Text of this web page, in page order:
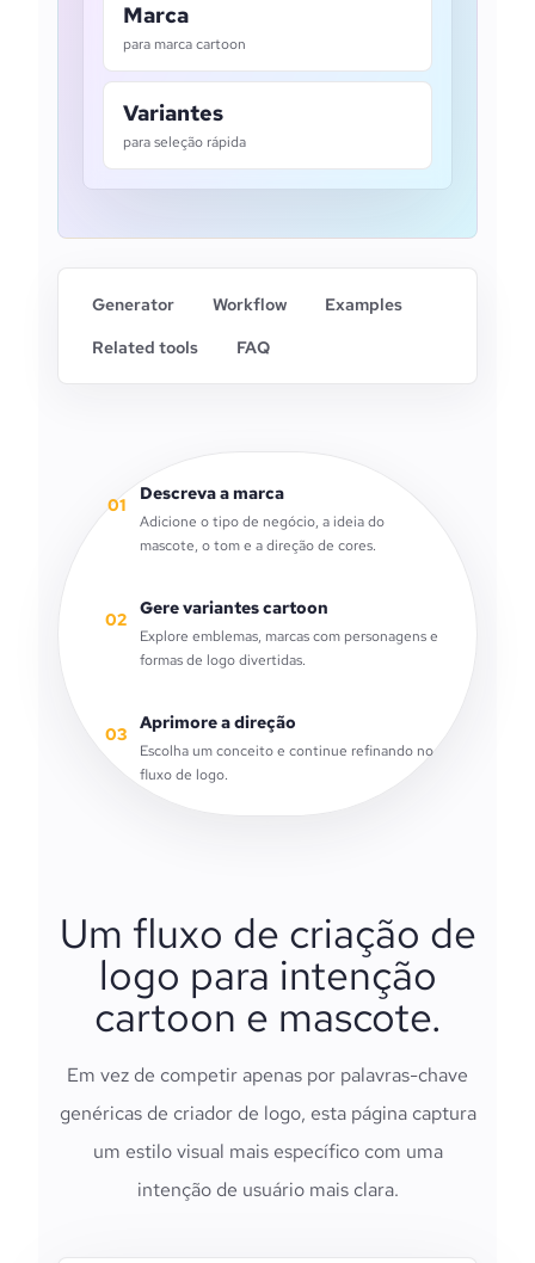
Marca
para marca cartoon
Variantes
para seleção rápida
Generator Workflow
Examples
Related tools
FAQ
01
Descreva a marca
Adicione o tipo de negócio, a ideia do
mascote, o tom e a direção de cores.
02
Gere variantes cartoon
Explore emblemas, marcas com personagens e
formas de logo divertidas.
03
Aprimore a direção
Escolha um conceito e continue refinando no
fluxo de logo.
Um fluxo de criação de
logo para intenção
cartoon e mascote.
Em vez de competir apenas por palavras-chave
genéricas de criador de logo, esta página captura
um estilo visual mais específico com uma
intenção de usuário mais clara.